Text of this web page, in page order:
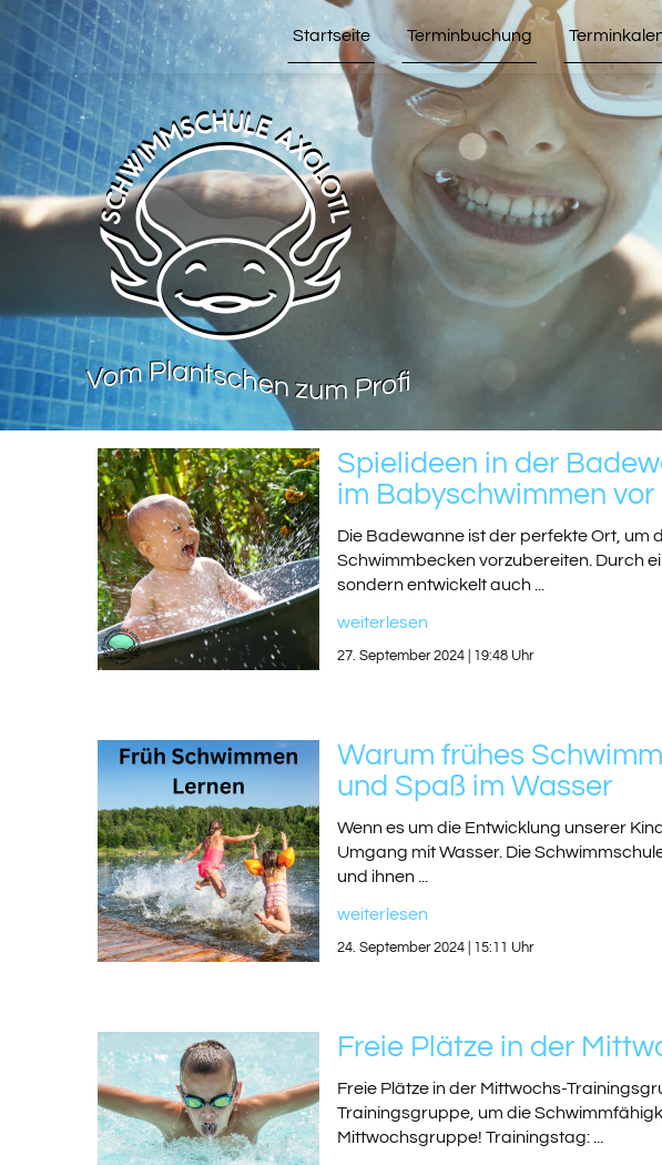
Startseite Terminbuchung
Spielideen in der
im Babyschwimmen vor
Die Badewanne ist der perfekte Ort,
Schwimmbecken vorzubereiten. Durch
sondern entwickelt auch ...
weiterlesen
27. September 2024 | 19:48 Uhr
Warum frühes
und Spaß im Wasser
Wenn es um die Entwicklung unserer
Umgang mit Wasser. Die
und ihnen ...
weiterlesen
24. September 2024 | 15:11 Uhr
Freie Plätze in der
Freie Plätze in der Mittwochs-
Trainingsgruppe, um die
Mittwochsgruppe! Trainingstag: ...